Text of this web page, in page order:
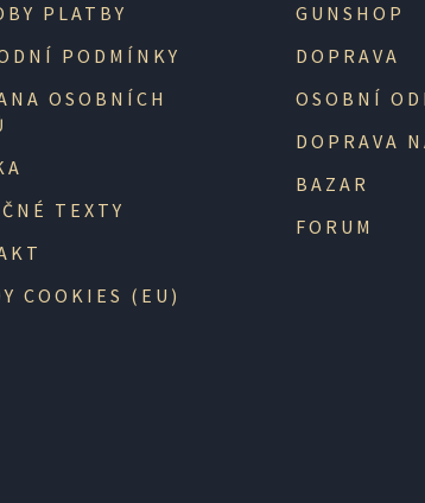
PLATBY
PODMÍNKY
OSOBNÍCH
TEXTY
COOKIES (EU)
GUNSHOP
DOPRAVA
OSOBNÍ
DOPRAVA
BAZAR
FORUM